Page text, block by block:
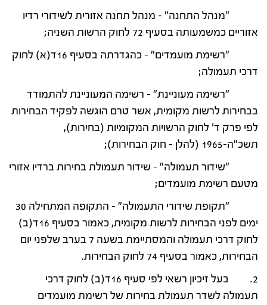
"מנהל התחנה" – מנהל תחנה אזורית לשידורי רדיו
אזוריים כמשמעותה בסעיף 72 לחוק הרשות השניה;
"רשימת מועמדים" – כהגדרתה בסעיף 16ד(א) לחוק
דרכי תעמולה;
"רשימה מעוניינת" – רשימה המעוניינת להתמודד
בבחירות לרשות מקומית, אשר טרם הוגשה לפקיד הבחירות
לפי פרק ד' לחוק הרשויות המקומיות (בחירות),
תשכ"ה-1965 (להלן – חוק הבחירות);
"שידור תעמולה" – שידור תעמולת בחירות ברדיו אזורי
מטעם רשימת מועמדים;
"תקופת שידורי התעמולה" – התקופה המתחילה 30
ימים לפני הבחירות לרשות מקומית, כאמור בסעיף 16ד(ב)
לחוק דרכי תעמולה והמסתיימת בשעה 7 בערב שלפני יום
הבחירות, כאמור בסעיף 74 לחוק הבחירות.
2. בעל זיכיון רשאי לפי סעיף 16ד(ב) לחוק דרכי
תעמולה לשדר תעמולת בחירות של רשימת מועמדים